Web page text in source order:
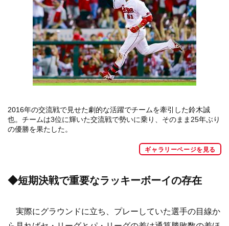
2016年の交流戦で見せた劇的な活躍でチームを牽引した鈴木誠
也。チームは3位に輝いた交流戦で勢いに乗り、そのまま25年ぶり
の優勝を果たした。
ギャラリーページを見る
◆短期決戦で重要なラッキーボーイの存在
実際にグラウンドに立ち、プレーしていた選手の目線か